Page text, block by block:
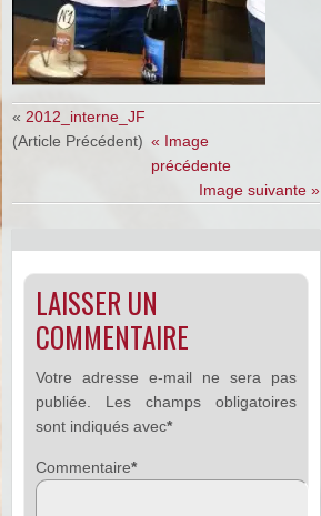
«2012_interne_JF
(Article Précédent) « Image
précédente
Image suivante »
LAISSER UN
COMMENTAIRE
Votre adresse e-mail ne sera pas
publiée.
Les champs obligatoires
sont indiqués avec*
Commentaire*